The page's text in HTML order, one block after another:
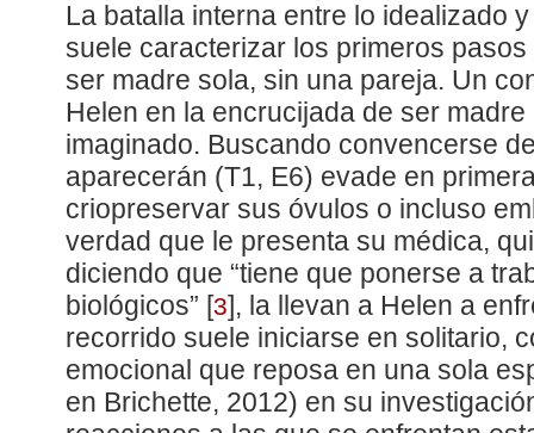
La batalla interna entre lo idealizado
suele caracterizar los primeros
ser madre sola, sin una pareja. Un
Helen en la encrucijada de ser
imaginado. Buscando convencerse
aparecerán (T1, E6) evade en
criopreservar sus óvulos o incluso
verdad que le presenta su médica,
diciendo que “tiene que ponerse a
biológicos” [3] , la llevan a Helen a
recorrido suele iniciarse en solitario,
emocional que reposa en una sola
en Brichette, 2012) en su